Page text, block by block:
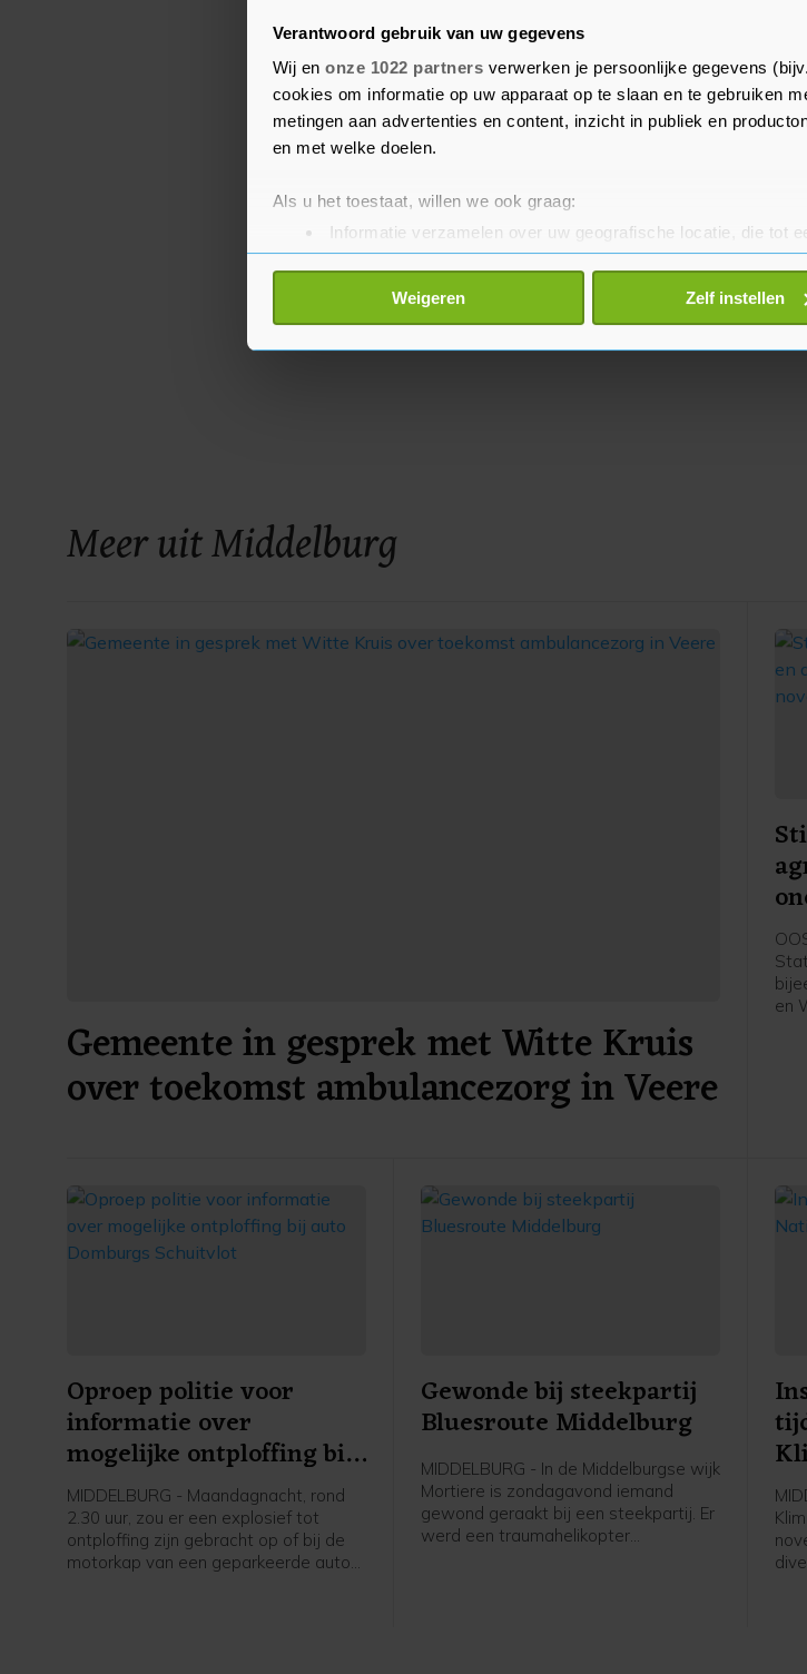
Verantwoord gebruik van uw gegevens
Wij en onze 1022 partners verwerken je persoonlijke gegevens
cookies om informatie op uw apparaat op te slaan en te gebruiken
metingen aan advertenties en content, inzicht in publiek en
en met welke doelen.
Als u het toestaat, willen we ook graag:
Informatie verzamelen over uw geografische locatie, die tot
Uw apparaat identificeren door het actief te scannen op
Lees meer over hoe uw persoonlijke gegevens worden verwerkt en
Weigeren Zelf instellen
Meer uit Middelburg
Gemeente in gesprek met Witte Kruis
over toekomst ambulancezorg in Veere
en
Oproep politie voor
informatie over
mogelijke ontploffing bij
auto Domburgs
Schuitvlot
MIDDELBURG - Maandagnacht, rond
2.30 uur, zou er een explosief tot
ontploffing zijn gebracht op of bij de
motorkap van een geparkeerde auto
Gewonde bij steekpartij
Bluesroute Middelburg
MIDDELBURG - In de Middelburgse wijk
Mortiere is zondagavond iemand
gewond geraakt bij een steekpartij. Er
werd een traumahelikopter